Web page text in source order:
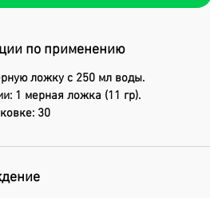
по применению
ложку с 250 мл воды.
1 мерная ложка (11 гр).
30